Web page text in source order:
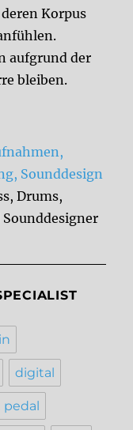
Korpus
aufgrund der
bleiben.
Sounddesign
Drums,
digital
pedal